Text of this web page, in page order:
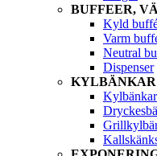
BUFFEER,
Kyld
Varm
Neutral
Dispenser
KYLBÄNKAR
Kylbänkar